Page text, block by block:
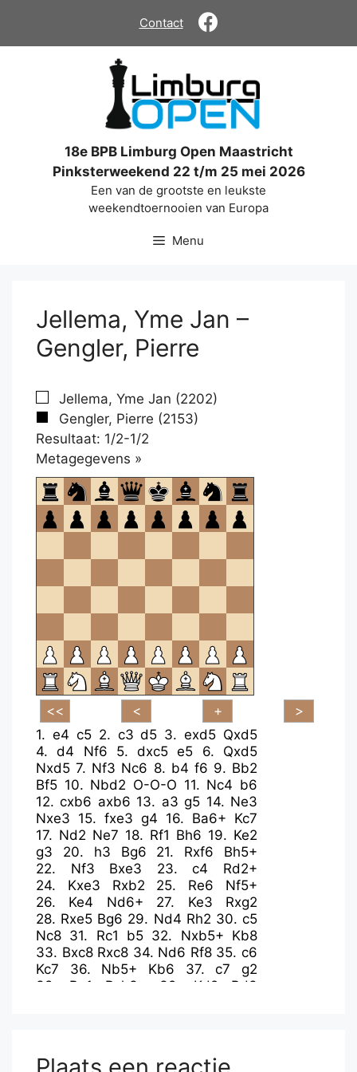
de
Contact
18e BPB Limburg Open Maastricht
Pinksterweekend 22 t/m 25 mei 2026
Een van de grootste en leukste
weekendtoernooien van Europa
Menu
Jellema, Yme Jan –
Gengler, Pierre
Jellema, Yme Jan (2202)
Gengler, Pierre (2153)
Resultaat: 1/2-1/2
Metagegevens »
om
te
openen.
1. e4 c5 2. c3 d5 3.exd5 Qxd5
4.d4 Nf6 5.dxc5 e5 6. Qxd5
Nxd5 7. Nf3 Nc6 8. b4 f6 9. Bb2
Bf5 10. Nbd2 O-O-O 11. Nc4 b6
12.cxb6 axb6 13. a3 g5 14. Ne3
Nxe3 15. fxe3 g4 16. Ba6+ Kc7
17. Nd2 Ne7 18. Rf1 Bh6 19. Ke2
g3
20. h3 Bg6 21. Rxf6
Bh5+
22. Nf3 Bxe3 23.c4
Rd2+
24. Kxe3 Rxb2 25. Re6
Nf5+
26. Ke4 Nd6+ 27. Ke3
Rxg2
28. Rxe5 Bg6 29. Nd4 Rh2 30.c5
Nc8 31. Rc1 b5 32. Nxb5+ Kb8
33. Bxc8 Rxc8 34. Nd6 Rf8 35.c6
Kc7
36. Nb5+ Kb6 37.c7
g2
38. Rg1 Rxh3+ 39. Kd2
Bd3